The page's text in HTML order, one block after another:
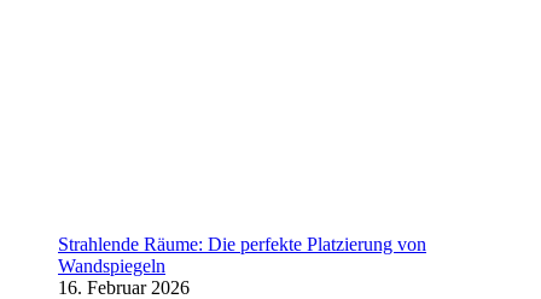
Strahlende Räume: Die perfekte Platzierung von
Wandspiegeln
16. Februar 2026